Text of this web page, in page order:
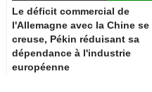
Le déficit commercial de
l'Allemagne avec la Chine se
creuse, Pékin réduisant sa
dépendance à l'industrie
européenne